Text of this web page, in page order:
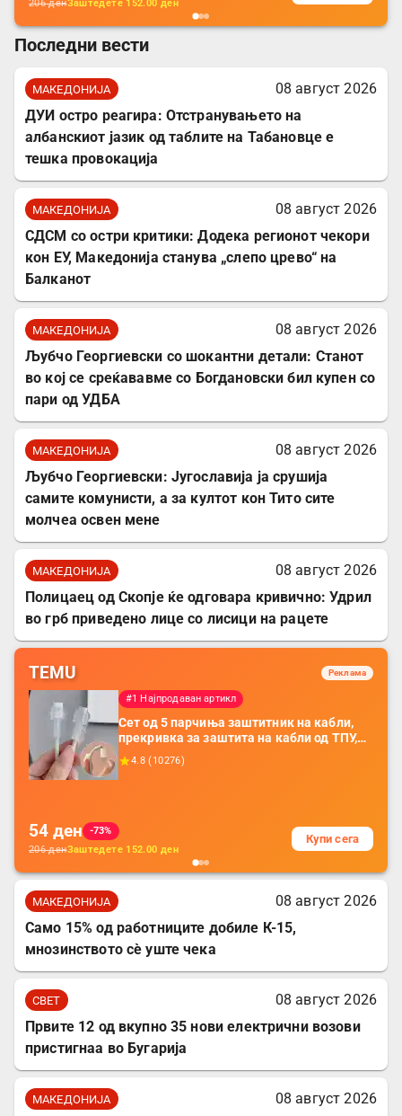
206денЗаштедете 152.00 ден
Последни вести
МАКЕДОНИЈА
08 август 2026
ДУИ остро реагира: Отстранувањето на
албанскиот јазик од таблите на Табановце е
тешка провокација
МАКЕДОНИЈА
08 август 2026
СДСМ со остри критики: Додека регионот чекори
кон ЕУ, Македонија станува „слепо црево“ на
Балканот
МАКЕДОНИЈА
08 август 2026
Љубчо Георгиевски со шокантни детали: Станот
во кој се среќававме со Богдановски бил купен со
пари од УДБА
МАКЕДОНИЈА
08 август 2026
Љубчо Георгиевски: Југославија ја срушија
самите комунисти, а за култот кон Тито сите
молчеа освен мене
МАКЕДОНИЈА
08 август 2026
Полицаец од Скопје ќе одговара кривично: Удрил
во грб приведено лице со лисици на рацете
TEMU Реклама
#1 Најпродаван артикл
Сет од 5 парчиња заштитник на кабли,
прекривка за заштита на кабли од ТПУ,
додатоци за заштита на кабли, без
батерија, за мобилни телефони, комплет
4.8 ( 10276)
54 ден
-73%
206денЗаштедете 152.00 ден
Купи сега
МАКЕДОНИЈА
08 август 2026
Само 15% од работниците добиле К-15,
мнозинството сè уште чека
СВЕТ
08 август 2026
Првите 12 од вкупно 35 нови електрични возови
пристигнаа во Бугарија
МАКЕДОНИЈА
08 август 2026